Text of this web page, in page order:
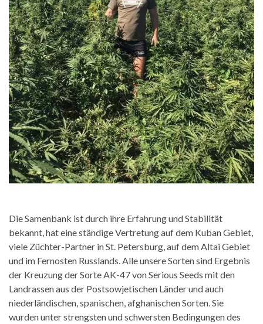
Die Samenbank ist durch ihre Erfahrung und Stabilität
bekannt, hat eine ständige Vertretung auf dem Kuban Gebiet,
viele Züchter-Partner in St. Petersburg, auf dem Altai Gebiet
und im Fernosten Russlands. Alle unsere Sorten sind Ergebnis
der Kreuzung der Sorte AK-47 von Serious Seeds mit den
Landrassen aus der Postsowjetischen Länder und auch
niederländischen, spanischen, afghanischen Sorten. Sie
wurden unter strengsten und schwersten Bedingungen des